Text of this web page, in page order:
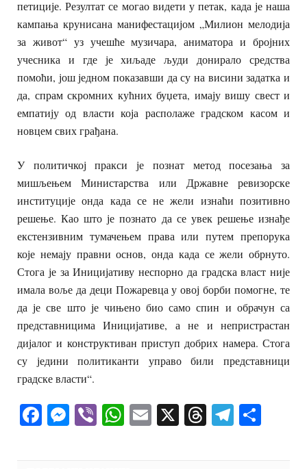
петиције. Резултат се могао видети у петак, када је наша
кампања крунисана манифестацијом „Милион мелодија
за живот“ уз учешће музичара, аниматора и бројних
учесника и где је хиљаде људи донирало средства
помоћи, још једном показавши да су на висини задатка и
да, спрам скромних кућних буџета, имају вишу свест и
емпатију од власти која располаже градском касом и
новцем свих грађана.
У политичкој пракси је познат метод посезања за
мишљењем Министарства или Државне ревизорске
институције онда када се не жели изнаћи позитивно
решење. Као што је познато да се увек решење изнађе
екстензивним тумачењем права или путем препорука
које немају правни основ, онда када се жели обрнуто.
Стога је за Иницијативу неспорно да градска власт није
имала воље да деци Пожаревца у овој борби помогне, те
да је све што је чињено био само спин и обрачун са
представницима Иницијативе, а не и непристрастан
дијалог и конструктиван приступ добрих намера. Стога
су једини политиканти управо били представници
градске власти“.
Facebook
Messenger
ViberWhatsApp
Email
X Threads